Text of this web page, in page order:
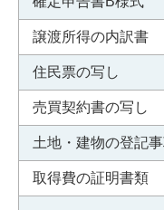
譲渡所得の内訳書
住民票の写し
売買契約書の写し
土地・建物の登記
取得費の証明書類